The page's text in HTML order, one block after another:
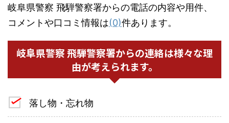
岐阜県警察 飛騨警察署からの電話の内容や用件、
コメントや口コミ情報は(0)件あります。
岐阜県警察 飛騨警察署からの連絡は様々な理
由が考えられます。
落し物・忘れ物